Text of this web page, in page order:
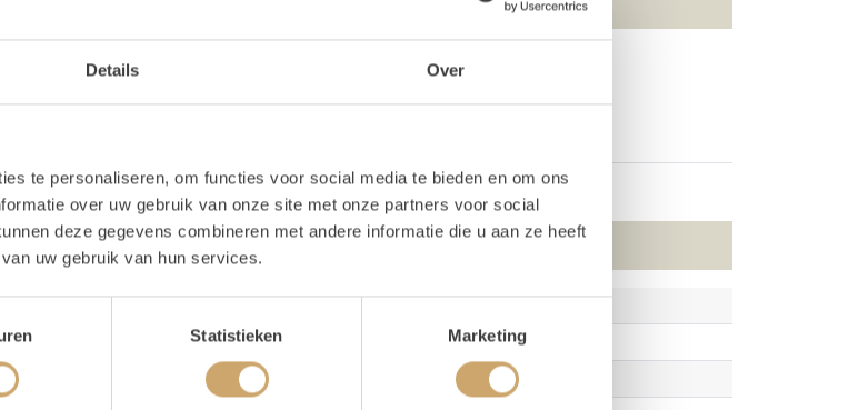
Details Over
te personaliseren, om functies voor social media te bieden en om ons
over uw gebruik van onze site met onze partners voor social
deze gegevens combineren met andere informatie die u aan ze heeft
uw gebruik van hun services.
Statistieken Marketing
Lichtletter D